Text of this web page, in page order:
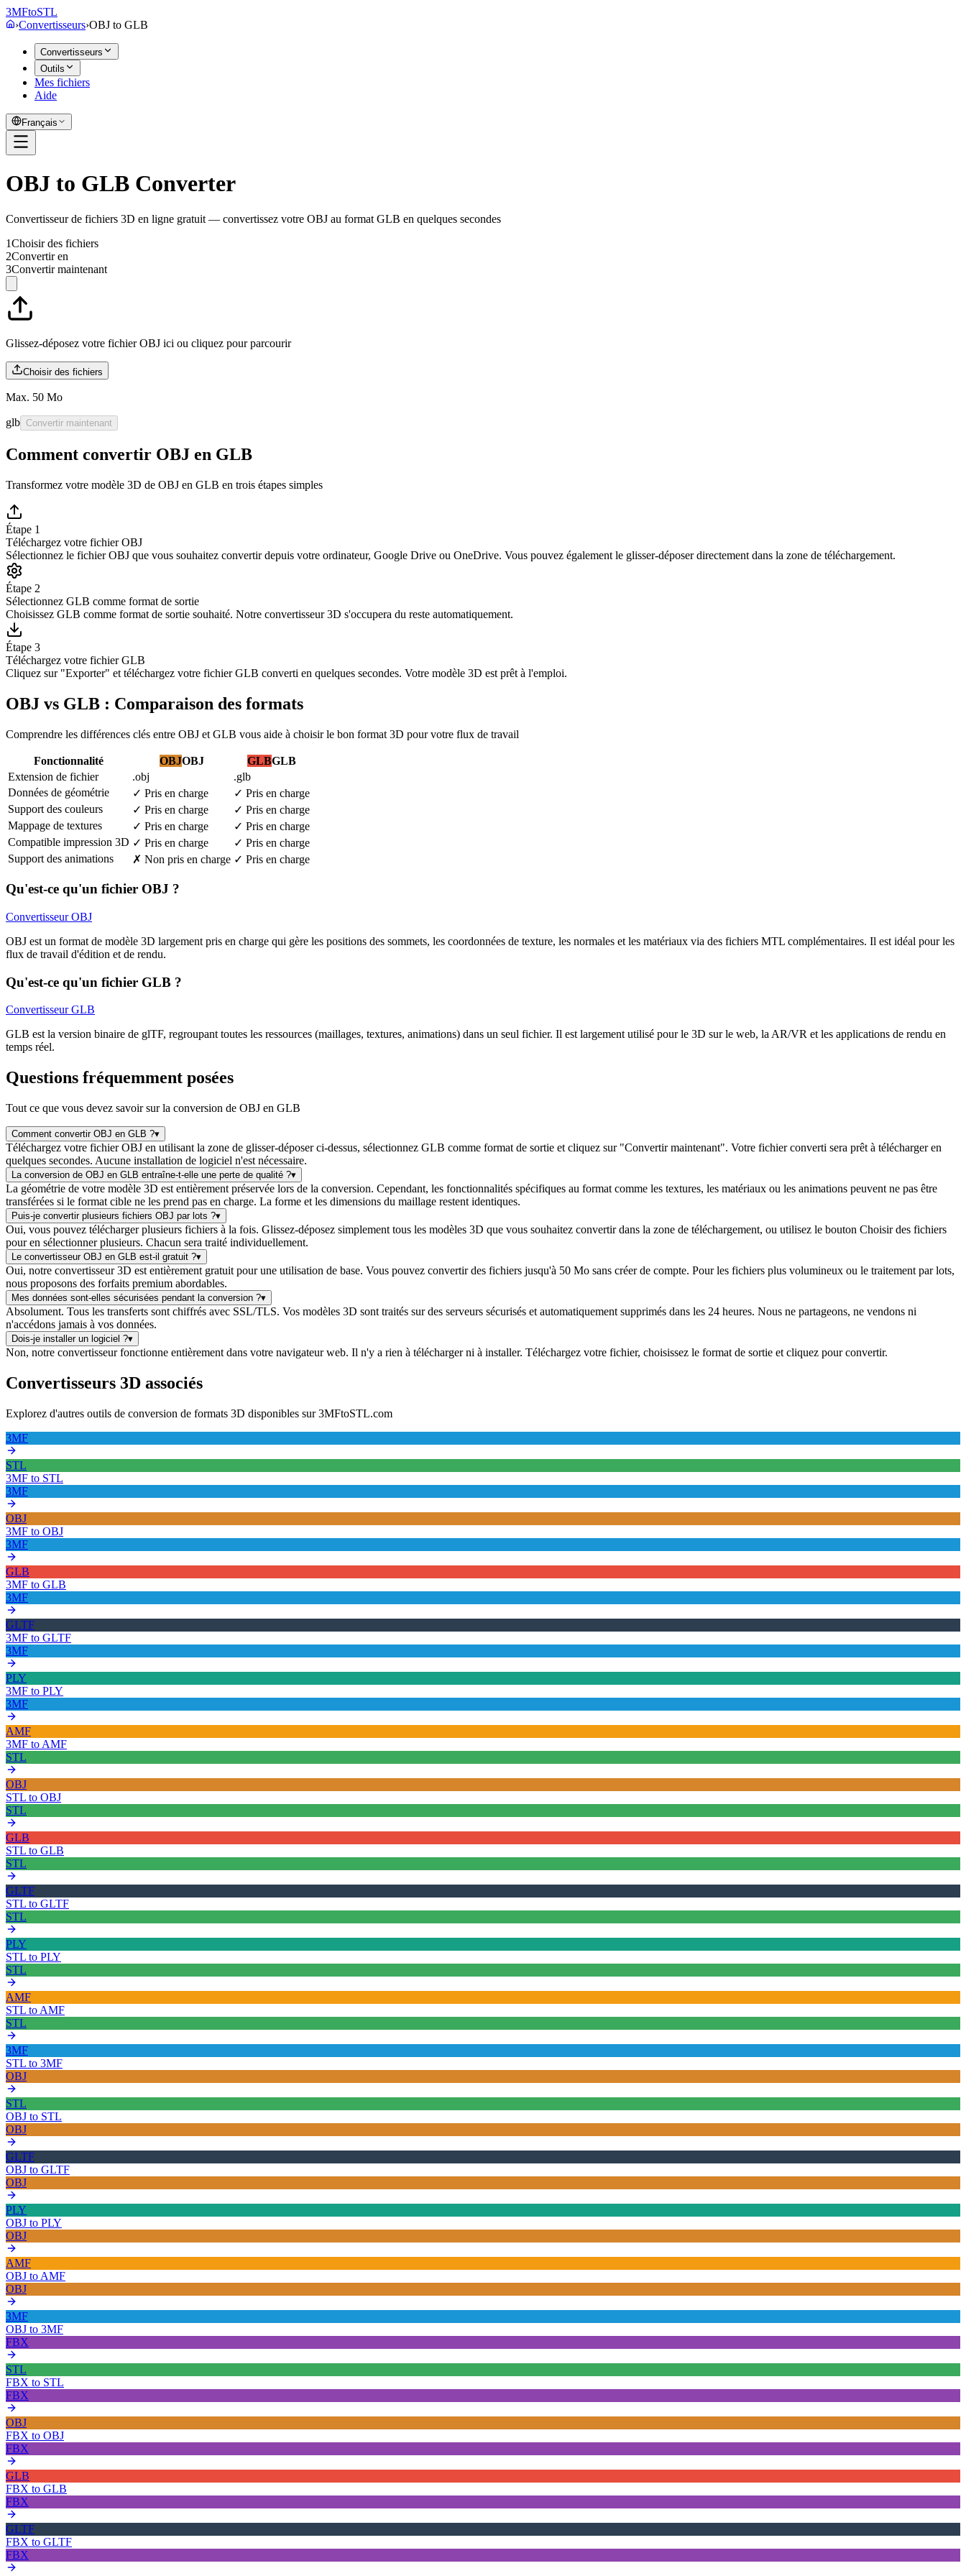
3MFtoSTL
›Convertisseurs›OBJ to GLB
Convertisseurs
Outils
Mes fichiers
Aide
Français
OBJ to GLB Converter
Convertisseur de fichiers 3D en ligne gratuit — convertissez votre OBJ au format GLB en quelques secondes
1Choisir des fichiers
2Convertir en
3Convertir maintenant
Glissez-déposez votre fichier OBJ ici ou cliquez pour parcourir
Choisir des fichiers
Max. 50 Mo
glb Convertir maintenant
Comment convertir OBJ en GLB
Transformez votre modèle 3D de OBJ en GLB en trois étapes simples
Étape 1
Téléchargez votre fichier OBJ
Sélectionnez le fichier OBJ que vous souhaitez convertir depuis votre ordinateur, Google Drive ou OneDrive. Vous pouvez également le glisser-déposer directement dans la zone de téléchargement.
Étape 2
Sélectionnez GLB comme format de sortie
Choisissez GLB comme format de sortie souhaité. Notre convertisseur 3D s'occupera du reste automatiquement.
Étape 3
Téléchargez votre fichier GLB
Cliquez sur "Exporter" et téléchargez votre fichier GLB converti en quelques secondes. Votre modèle 3D est prêt à l'emploi.
OBJ vs GLB : Comparaison des formats
Comprendre les différences clés entre OBJ et GLB vous aide à choisir le bon format 3D pour votre flux de travail
Fonctionnalité OBJOBJ GLBGLB
Extension de fichier
.obj
.glb
Données de géométrie
✓ Pris en charge ✓ Pris en charge
Support des couleurs
✓ Pris en charge ✓ Pris en charge
Mappage de textures
✓ Pris en charge ✓ Pris en charge
Compatible impression 3D ✓ Pris en charge ✓ Pris en charge
Support des animations
✗ Non pris en charge ✓ Pris en charge
Qu'est-ce qu'un fichier OBJ ?
Convertisseur OBJ
OBJ est un format de modèle 3D largement pris en charge qui gère les positions des sommets, les coordonnées de texture, les normales et les matériaux via des fichiers MTL complémentaires. Il est idéal pour les
flux de travail d'édition et de rendu.
Qu'est-ce qu'un fichier GLB ?
Convertisseur GLB
GLB est la version binaire de glTF, regroupant toutes les ressources (maillages, textures, animations) dans un seul fichier. Il est largement utilisé pour le 3D sur le web, la AR/VR et les applications de rendu en
temps réel.
Questions fréquemment posées
Tout ce que vous devez savoir sur la conversion de OBJ en GLB
Comment convertir OBJ en GLB ?▾
Téléchargez votre fichier OBJ en utilisant la zone de glisser-déposer ci-dessus, sélectionnez GLB comme format de sortie et cliquez sur "Convertir maintenant". Votre fichier converti sera prêt à télécharger en
quelques secondes. Aucune installation de logiciel n'est nécessaire.
La conversion de OBJ en GLB entraîne-t-elle une perte de qualité ?▾
La géométrie de votre modèle 3D est entièrement préservée lors de la conversion. Cependant, les fonctionnalités spécifiques au format comme les textures, les matériaux ou les animations peuvent ne pas être
transférées si le format cible ne les prend pas en charge. La forme et les dimensions du maillage restent identiques.
Puis-je convertir plusieurs fichiers OBJ par lots ?▾
Oui, vous pouvez télécharger plusieurs fichiers à la fois. Glissez-déposez simplement tous les modèles 3D que vous souhaitez convertir dans la zone de téléchargement, ou utilisez le bouton Choisir des fichiers
pour en sélectionner plusieurs. Chacun sera traité individuellement.
Le convertisseur OBJ en GLB est-il gratuit ?▾
Oui, notre convertisseur 3D est entièrement gratuit pour une utilisation de base. Vous pouvez convertir des fichiers jusqu'à 50 Mo sans créer de compte. Pour les fichiers plus volumineux ou le traitement par lots,
nous proposons des forfaits premium abordables.
Mes données sont-elles sécurisées pendant la conversion ?▾
Absolument. Tous les transferts sont chiffrés avec SSL/TLS. Vos modèles 3D sont traités sur des serveurs sécurisés et automatiquement supprimés dans les 24 heures. Nous ne partageons, ne vendons ni
n'accédons jamais à vos données.
Dois-je installer un logiciel ?▾
Non, notre convertisseur fonctionne entièrement dans votre navigateur web. Il n'y a rien à télécharger ni à installer. Téléchargez votre fichier, choisissez le format de sortie et cliquez pour convertir.
Convertisseurs 3D associés
Explorez d'autres outils de conversion de formats 3D disponibles sur 3MFtoSTL.com
3MF
STL
3MF to STL
3MF
OBJ
3MF to OBJ
3MF
GLB
3MF to GLB
3MF
GLTF
3MF to GLTF
3MF
PLY
3MF to PLY
3MF
AMF
3MF to AMF
STL
OBJ
STL to OBJ
STL
GLB
STL to GLB
STL
GLTF
STL to GLTF
STL
PLY
STL to PLY
STL
AMF
STL to AMF
STL
3MF
STL to 3MF
OBJ
STL
OBJ to STL
OBJ
GLTF
OBJ to GLTF
OBJ
PLY
OBJ to PLY
OBJ
AMF
OBJ to AMF
OBJ
3MF
OBJ to 3MF
FBX
STL
FBX to STL
FBX
OBJ
FBX to OBJ
FBX
GLB
FBX to GLB
FBX
GLTF
FBX to GLTF
FBX